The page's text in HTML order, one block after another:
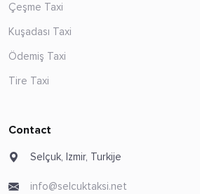
Çeşme Taxi
Kuşadası Taxi
Ödemiş Taxi
Tire Taxi
Contact
Selçuk, Izmir, Turkije
info@selcuktaksi.net